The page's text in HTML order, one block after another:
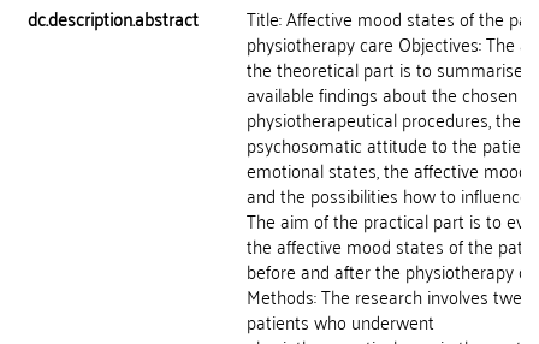
dc.description.abstract
Title: Affective mood states of the
physiotherapy care Objectives: The
the theoretical part is to summarise
available findings about the chosen
physiotherapeutical procedures, the
psychosomatic attitude to the
emotional states, the affective mood
and the possibilities how to influence
The aim of the practical part is to
the affective mood states of the
before and after the physiotherapy
Methods: The research involves
patients who underwent